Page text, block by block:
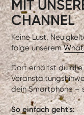
MIT
CHANNEL
Keine Lust,
folge unserem
Dort erhältst du alle
dein Smartphone –
So einfach geht's: